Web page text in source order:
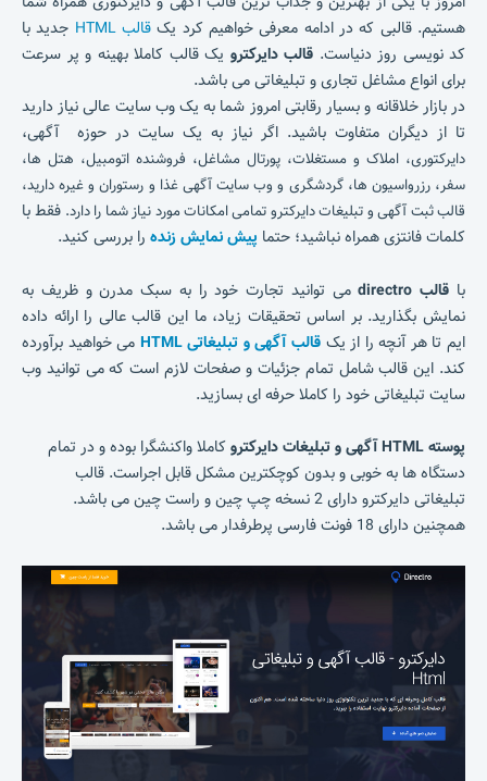
هستیم. قالبی که در ادامه معرفی خواهیم کرد یک قالب HTML
جدید با
کد نویسی روز دنیاست. قالب دایرکترو یک قالب کاملا بهینه و پر سرعت
برای انواع مشاغل تجاری و تبلیغاتی می باشد.
در بازار خلاقانه و بسیار رقابتی امروز شما به یک وب سایت عالی نیاز دارید
تا از دیگران متفاوت باشید. اگر نیاز به یک سایت در حوزه آگهی،
دایرکتوری، املاک و مستغلات، پورتال مشاغل، فروشنده اتومبیل، هتل ها،
سفر، رزرواسیون ها، گردشگری و وب سایت آگهی غذا و رستوران و غیره دارید،
قالب ثبت آگهی و تبلیغات دایرکترو تمامی امکانات مورد نیاز شما را دارد. فقط با
کلمات فانتزی همراه نباشید؛ حتما پیش نمایش زنده را بررسی کنید.
با قالب directro
می توانید تجارت خود را به سبک مدرن و ظریف به
نمایش بگذارید. بر اساس تحقیقات زیاد، ما این قالب عالی را ارائه داده
ایم تا هر آنچه را از یک قالب آگهی و تبلیغاتیHTML می خواهید برآورده
کند. این قالب شامل تمام جزئیات و صفحات لازم است که می توانید وب
سایت تبلیغاتی خود را کاملا حرفه ای بسازید.
پوسته HTML آگهی و تبلیغات دایرکترو
کاملا واکنشگرا بوده و در تمام
دستگاه ها به خوبی و بدون کوچکترین مشکل قابل اجراست. قالب
تبلیغاتی دایرکترو دارای 2 نسخه چپ چین و راست چین می باشد.
همچنین دارای 18 فونت فارسی پرطرفدار می باشد.